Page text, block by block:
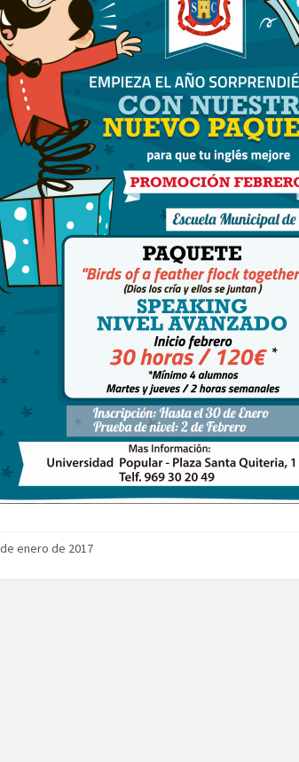
enero de 2017